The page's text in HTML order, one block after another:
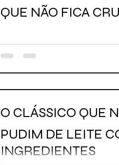
QUE NÃO FICA
O CLÁSSICO QUE
PUDIM DE LEITE
INGREDIENTES